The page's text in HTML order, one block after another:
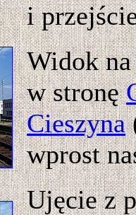
i
Widok
w stronę
Cieszyna
wprost
Ujęcie z